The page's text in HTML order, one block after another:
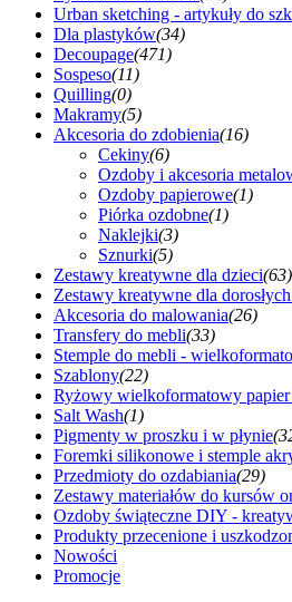
Urban sketching - artykuły do
Dla plastyków(34)
Decoupage(471)
Sospeso(11)
Quilling(0)
Makramy(5)
Akcesoria do zdobienia(16)
Cekiny(6)
Ozdoby i akcesoria
Ozdoby papierowe(1)
Piórka ozdobne(1)
Naklejki(3)
Sznurki(5)
Zestawy kreatywne dla dzieci(63)
Zestawy kreatywne dla
Akcesoria do malowania(26)
Transfery do mebli(33)
Stemple do mebli -
Szablony(22)
Ryżowy wielkoformatowy papier
Salt Wash(1)
Pigmenty w proszku i w płynie
Foremki silikonowe i stemple
Przedmioty do ozdabiania(29)
Zestawy materiałów do kursów
Ozdoby świąteczne DIY -
Produkty przecenione i
Nowości
Promocje